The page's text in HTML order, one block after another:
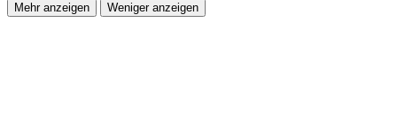
Mehr anzeigen Weniger anzeigen